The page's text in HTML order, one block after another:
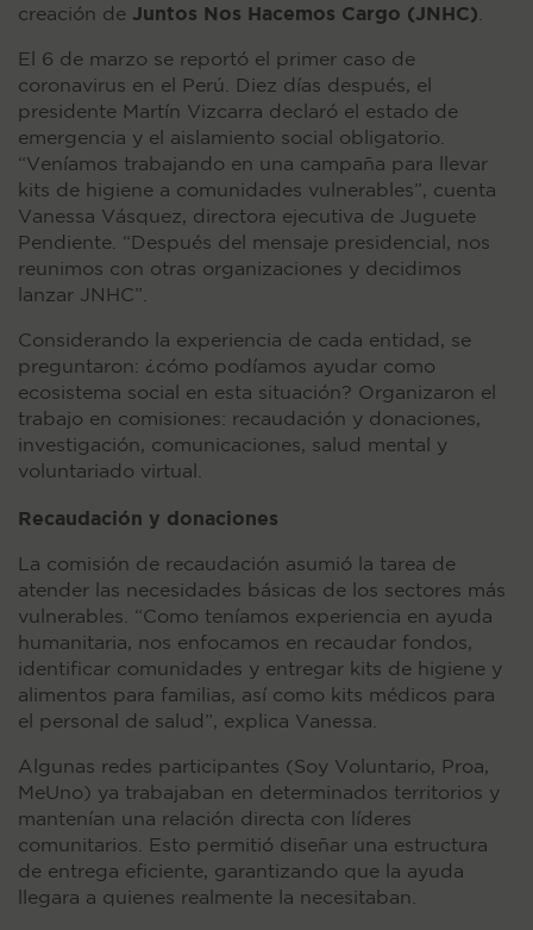
creación de Juntos Nos Hacemos Cargo (JNHC)
El 6 de marzo se reportó el primer caso de
coronavirus en el Perú. Diez días después, el
presidente Martín Vizcarra declaró el estado de
emergencia y el aislamiento social obligatorio.
“Veníamos trabajando en una campaña para llevar
kits de higiene a comunidades vulnerables”, cuenta
Vanessa Vásquez, directora ejecutiva de Juguete
Pendiente. “Después del mensaje presidencial, nos
reunimos con otras organizaciones y decidimos
lanzar JNHC”.
Considerando la experiencia de cada entidad, se
preguntaron: ¿cómo podíamos ayudar como
ecosistema social en esta situación? Organizaron el
trabajo en comisiones: recaudación y donaciones,
investigación, comunicaciones, salud mental y
voluntariado virtual.
Recaudación y donaciones
La comisión de recaudación asumió la tarea de
atender las necesidades básicas de los sectores más
vulnerables. “Como teníamos experiencia en ayuda
humanitaria, nos enfocamos en recaudar fondos,
identificar comunidades y entregar kits de higiene y
alimentos para familias, así como kits médicos para
el personal de salud”, explica Vanessa.
Algunas redes participantes (Soy Voluntario, Proa,
MeUno) ya trabajaban en determinados territorios y
mantenían una relación directa con líderes
comunitarios. Esto permitió diseñar una estructura
de entrega eficiente, garantizando que la ayuda
llegara a quienes realmente la necesitaban.